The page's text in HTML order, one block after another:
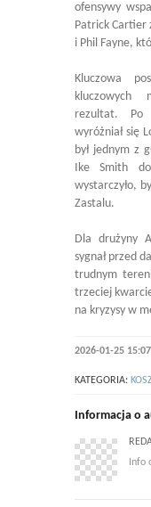
ofensywy
Patrick Cartier
i Phil Fayne,
Kluczowa
kluczowych
rezultat. Po
wyróżniał się
był jednym z
Ike Smith
wystarczyło,
Zastalu.
Dla drużyny
sygnał przed
trudnym
trzeciej
na kryzysy w
2026-01-25
KATEGORIA:
Informacja o
Info